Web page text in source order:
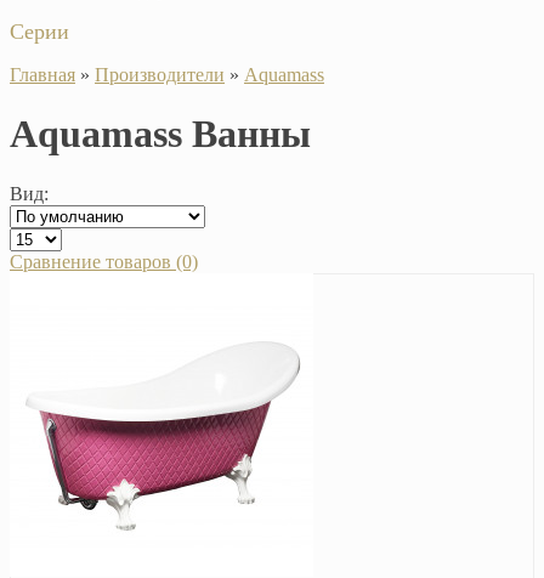
Серии
Главная » Производители » Aquamass
Aquamass Ванны
Вид:
Сравнение товаров (0)